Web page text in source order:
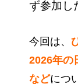
ず参加し
今回は、
2026年の
などにつ